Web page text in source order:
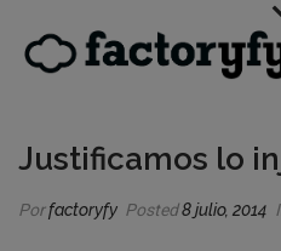
Justificamos lo
Porfactoryfy Posted8 julio, 2014